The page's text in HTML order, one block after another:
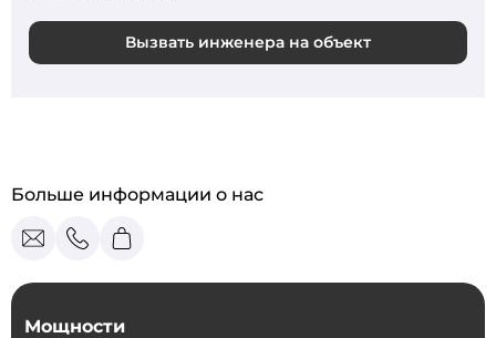
Вызвать инженера на объект
Больше информации о нас
Мощности